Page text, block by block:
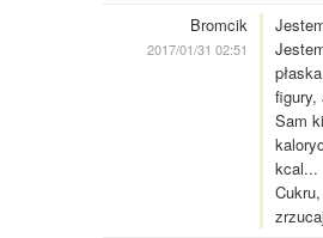
Bromcik
2017/01/31 02:51
figury,
Sam
kcal...